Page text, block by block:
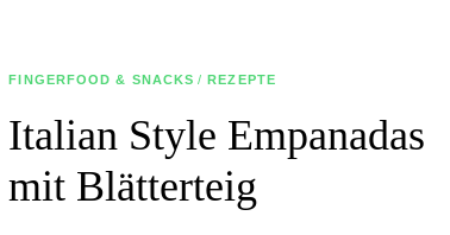
FINGERFOOD & SNACKS / REZEPTE
Italian Style Empanadas
mit Blätterteig